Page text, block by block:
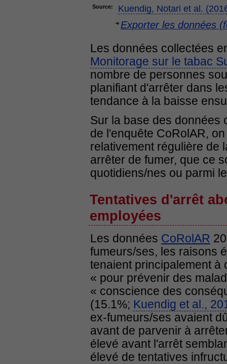
Source: Kuendig, Notari et al.
Exporter les données
Les données collectées
Monitorage sur le tabac
nombre de personnes
planifiant d'arrêter dans
tendance à la baisse
Sur la base des données
de l'enquête CoRolAR,
relativement régulière de
arrêter de fumer, que ce
quotidiens/nes ou parmi
Tentatives d'arrêt
employées
Les données CoRolAR
fumeurs/ses, les raisons
tenaient principalement à
« pour prévenir des
« conscience des
(15.1%; Kuendig et al.,
ex-fumeurs/ses avaient
avant de parvenir à
élevé avant l'arrêt
élevé de tentatives